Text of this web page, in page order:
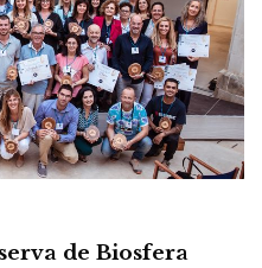
de Biosfera